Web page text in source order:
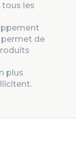
tous les
de
plus